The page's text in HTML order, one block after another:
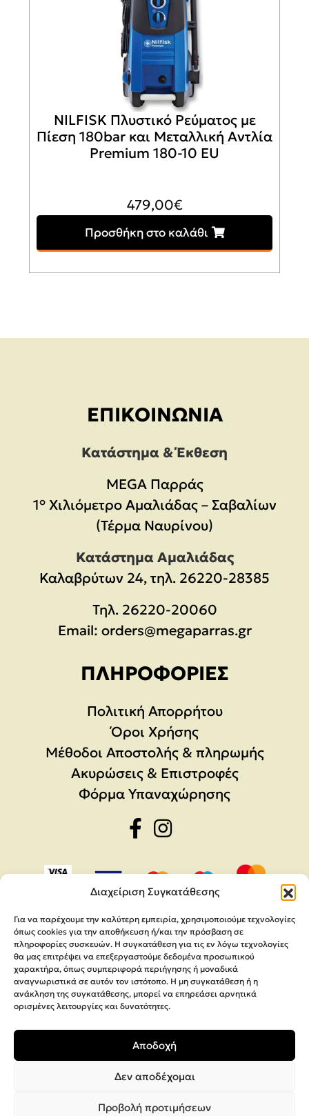
Διαχείριση Συγκατάθεσης
Για να παρέχουμε την καλύτερη εμπειρία, χρησιμοποιούμε τεχνολογίες
όπως cookies για την αποθήκευση ή/και την πρόσβαση σε
πληροφορίες συσκευών. Η συγκατάθεση για τις εν λόγω τεχνολογίες
θα μας επιτρέψει να επεξεργαστούμε δεδομένα προσωπικού
χαρακτήρα, όπως συμπεριφορά περιήγησης ή μοναδικά
αναγνωριστικά σε αυτόν τον ιστότοπο. Η μη συγκατάθεση ή η
ανάκληση της συγκατάθεσης, μπορεί να επηρεάσει αρνητικά
ορισμένες λειτουργίες και δυνατότητες.
Αποδοχή
Δεν αποδέχομαι
Προβολή προτιμήσεων
NILFISK Πλυστικό Ρεύματος με
Πίεση 180bar και Μεταλλική Αντλία
Premium 180-10 EU
479,00€
Προσθήκη στο καλάθι
ΕΠΙΚΟΙΝΩΝΊΑ
Κατάστημα & Έκθεση
MEGA Παρράς
1° Χιλιόμετρο Αμαλιάδας – Σαβαλίων
(Τέρμα Ναυρίνου)
Κατάστημα Αμαλιάδας
Καλαβρύτων 24, τηλ. 26220-28385
Τηλ. 26220-20060
Email: orders@megaparras.gr
ΠΛΗΡΟΦΟΡΊΕΣ
Πολιτική Απορρήτου
Όροι Χρήσης
Μέθοδοι Αποστολής & πληρωμής
Ακυρώσεις & Επιστροφές
Φόρμα Υπαναχώρησης
MEGA Parras
Interactive Net Solutions